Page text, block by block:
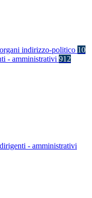
indirizzo-politico 10
- amministrativi 912
- amministrativi